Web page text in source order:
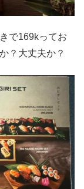
で169kってお
？大丈夫か？